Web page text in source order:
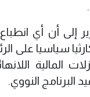
إلى أن أي
سياسيا على
المالية
البرنامج النووي.